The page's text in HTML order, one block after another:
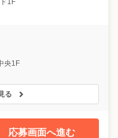
1F
央1F
る
応募画面へ進む